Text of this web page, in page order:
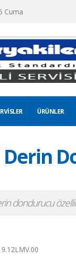
Cuma
ÜRÜNLER
Derin
dondurucu